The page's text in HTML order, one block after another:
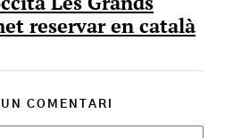
reservar en català
COMENTARI